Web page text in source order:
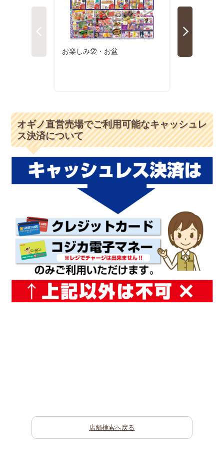
オギノ直営売場でご利用可能なキャッシュレ
ス決済について
店舗検索へ戻る